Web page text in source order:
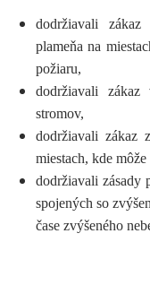
dodržiavali zákaz
plameňa na
požiaru,
dodržiavali
stromov,
dodržiavali zákaz
miestach, kde
dodržiavali zásady
spojených so
čase zvýšeného